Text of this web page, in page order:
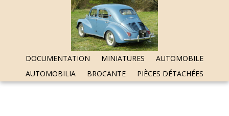
DOCUMENTATION MINIATURES
AUTOMOBILE
AUTOMOBILIA
BROCANTE PIÈCES DÉTACHÉES